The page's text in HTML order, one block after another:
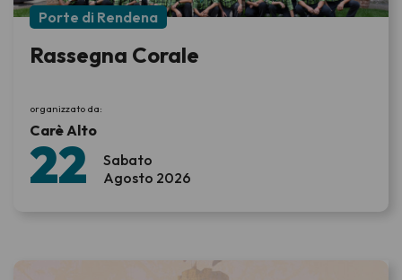
Sabato
22 Agosto 2026
Porte di Rendena
Rassegna Corale
organizzato da:
Carè Alto